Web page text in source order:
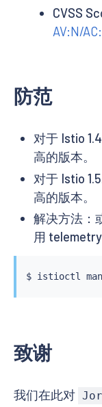
CVSS
AV:N/
防范
对于 Istio
高的版本。
对于 Istio
高的版本。
解决方法：
用 telemetry
$ istioctl
致谢
我们在此对